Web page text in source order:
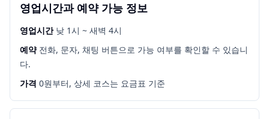
영업시간과 예약 가능 정보
영업시간 낮 1시 ~ 새벽 4시
예약 전화, 문자, 채팅 버튼으로 가능 여부를 확인할 수 있습니
다.
가격 0원부터, 상세 코스는 요금표 기준